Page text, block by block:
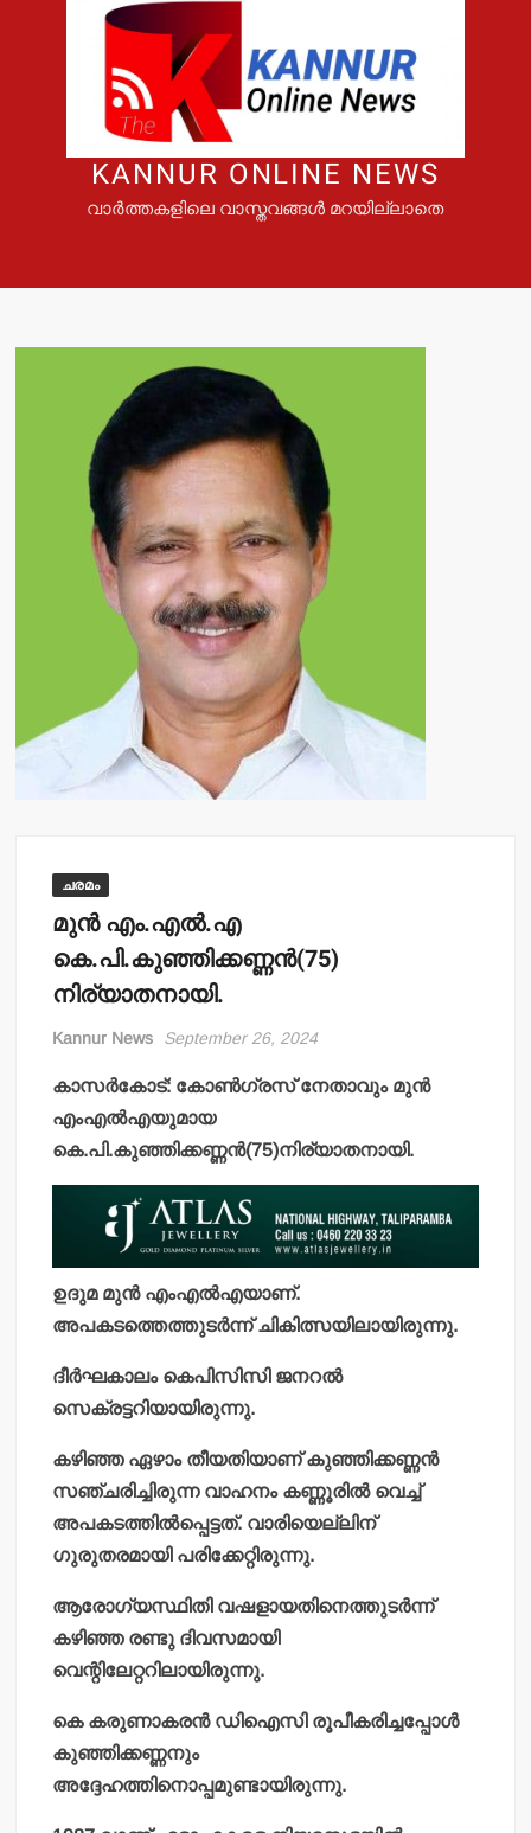
KANNUR ONLINE NEWS
വാർത്തകളിലെ വാസ്തവങ്ങൾ മറയില്ലാതെ
ചരമം
മുന്‍ എം.എല്‍.എ
കെ.പി.കുഞ്ഞിക്കണ്ണന്‍(75)
നിര്യാതനായി.
Kannur News September 26, 2024
കാസര്‍കോട്: കോണ്‍ഗ്രസ് നേതാവും മുന്‍
എംഎല്‍എയുമായ
കെ.പി.കുഞ്ഞിക്കണ്ണന്‍(75)നിര്യാതനായി.
ഉദുമ മുന്‍ എംഎല്‍എയാണ്.
അപകടത്തെത്തുടര്‍ന്ന് ചികിത്സയിലായിരുന്നു.
ദീര്‍ഘകാലം കെപിസിസി ജനറല്‍
സെക്രട്ടറിയായിരുന്നു.
കഴിഞ്ഞ ഏഴാം തീയതിയാണ് കുഞ്ഞിക്കണ്ണന്‍
സഞ്ചരിച്ചിരുന്ന വാഹനം കണ്ണൂരില്‍ വെച്ച്
അപകടത്തില്‍പ്പെട്ടത്. വാരിയെല്ലിന്
ഗുരുതരമായി പരിക്കേറ്റിരുന്നു.
ആരോഗ്യസ്ഥിതി വഷളായതിനെത്തുടര്‍ന്ന്
കഴിഞ്ഞ രണ്ടു ദിവസമായി
വെന്റിലേറ്ററിലായിരുന്നു.
കെ കരുണാകരന്‍ ഡിഐസി രൂപീകരിച്ചപ്പോള്‍
കുഞ്ഞിക്കണ്ണനും
അദ്ദേഹത്തിനൊപ്പമുണ്ടായിരുന്നു.